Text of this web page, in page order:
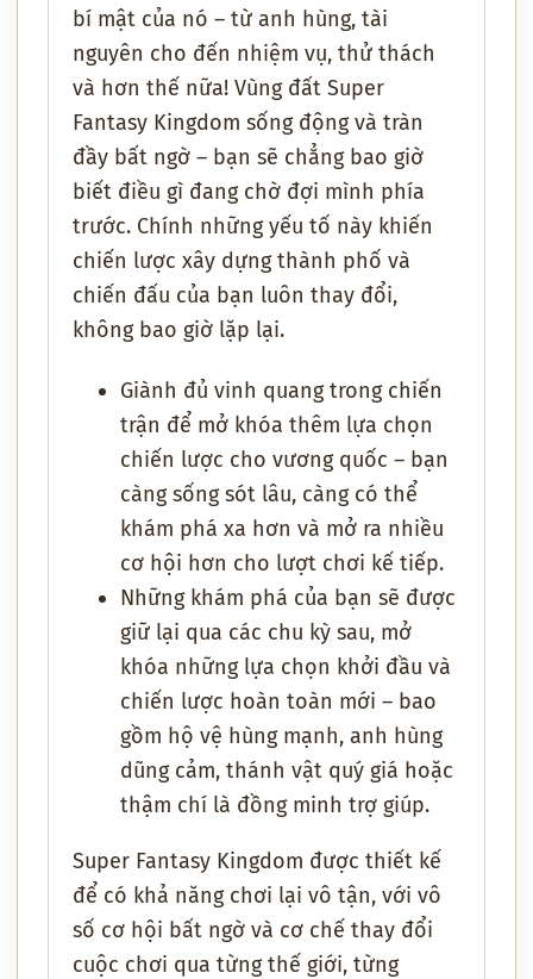
bí mật của nó – từ anh hùng, tài
nguyên cho đến nhiệm vụ, thử thách
và hơn thế nữa! Vùng đất Super
Fantasy Kingdom sống động và tràn
đầy bất ngờ – bạn sẽ chẳng bao giờ
biết điều gì đang chờ đợi mình phía
trước. Chính những yếu tố này khiến
chiến lược xây dựng thành phố và
chiến đấu của bạn luôn thay đổi,
không bao giờ lặp lại.
Giành đủ vinh quang trong chiến
trận để mở khóa thêm lựa chọn
chiến lược cho vương quốc – bạn
càng sống sót lâu, càng có thể
khám phá xa hơn và mở ra nhiều
cơ hội hơn cho lượt chơi kế tiếp.
Những khám phá của bạn sẽ được
giữ lại qua các chu kỳ sau, mở
khóa những lựa chọn khởi đầu và
chiến lược hoàn toàn mới – bao
gồm hộ vệ hùng mạnh, anh hùng
dũng cảm, thánh vật quý giá hoặc
thậm chí là đồng minh trợ giúp.
Super Fantasy Kingdom được thiết kế
để có khả năng chơi lại vô tận, với vô
số cơ hội bất ngờ và cơ chế thay đổi
cuộc chơi qua từng thế giới, từng